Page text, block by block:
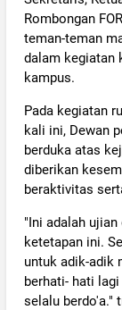
Rombongan
teman-teman
dalam kegiatan
kampus.
Pada kegiatan
kali ini, Dewan
berduka atas
diberikan
beraktivitas
"Ini adalah
ketetapan ini.
untuk adik-adik
berhati- hati
selalu berdo'a."